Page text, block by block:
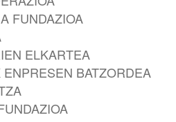
FUNDAZIOA
ELKARTEA
BATZORDEA